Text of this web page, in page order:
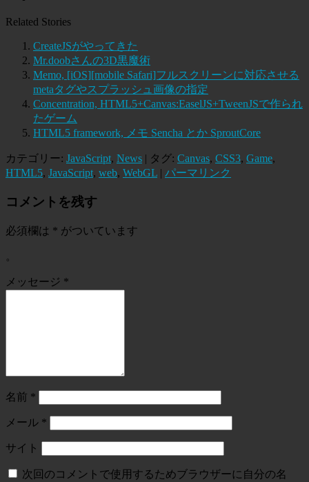
Related Stories
CreateJSがやってきた
Mr.doobさんの3D黒魔術
Memo, [iOS][mobile Safari]フルスクリーンに対応させる
metaタグやスプラッシュ画像の指定
Concentration, HTML5+Canvas:EaselJS+TweenJSで作られ
たゲーム
HTML5 framework, メモ Sencha とか SproutCore
カテゴリー: JavaScript, News | タグ: Canvas, CSS3, Game,
HTML5, JavaScript, web, WebGL | パーマリンク
コメントを残す
必須欄は * がついています
。
メッセージ *
名前 *
メール *
サイト
次回のコメントで使用するためブラウザーに自分の名